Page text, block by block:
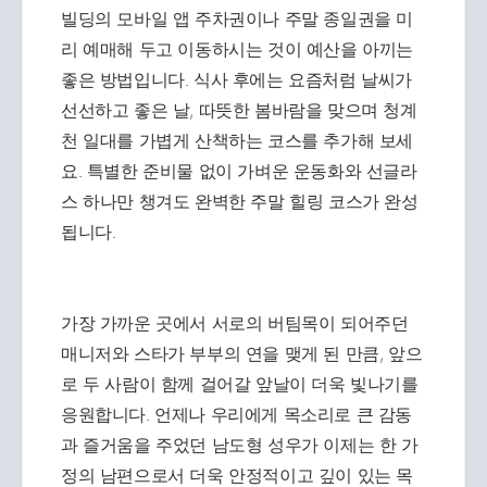
빌딩의 모바일 앱 주차권이나 주말 종일권을 미
리 예매해 두고 이동하시는 것이 예산을 아끼는
좋은 방법입니다. 식사 후에는 요즘처럼 날씨가
선선하고 좋은 날, 따뜻한 봄바람을 맞으며 청계
천 일대를 가볍게 산책하는 코스를 추가해 보세
요. 특별한 준비물 없이 가벼운 운동화와 선글라
스 하나만 챙겨도 완벽한 주말 힐링 코스가 완성
됩니다.
가장 가까운 곳에서 서로의 버팀목이 되어주던
매니저와 스타가 부부의 연을 맺게 된 만큼, 앞으
로 두 사람이 함께 걸어갈 앞날이 더욱 빛나기를
응원합니다. 언제나 우리에게 목소리로 큰 감동
과 즐거움을 주었던 남도형 성우가 이제는 한 가
정의 남편으로서 더욱 안정적이고 깊이 있는 목